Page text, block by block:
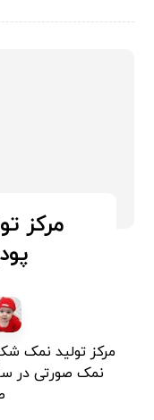
مرکز
مرکز تولید نمک
نمک صورتی در